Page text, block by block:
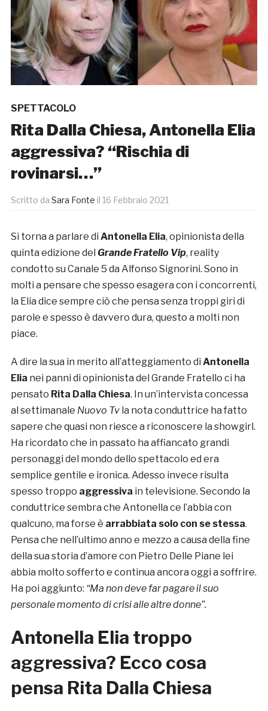
SPETTACOLO
Rita Dalla Chiesa, Antonella Elia
aggressiva? “Rischia di
rovinarsi…”
Scritto da Sara Fonte il 16 Febbraio 2021
Si torna a parlare di Antonella Elia, opinionista della
quinta edizione del Grande Fratello Vip, reality
condotto su Canale 5 da Alfonso Signorini. Sono in
molti a pensare che spesso esagera con i concorrenti,
la Elia dice sempre ciò che pensa senza troppi giri di
parole e spesso è davvero dura, questo a molti non
piace.
A dire la sua in merito all’atteggiamento di Antonella
Elia nei panni di opinionista del Grande Fratello ci ha
pensato Rita Dalla Chiesa. In un’intervista concessa
al settimanale Nuovo Tv la nota conduttrice ha fatto
sapere che quasi non riesce a riconoscere la showgirl.
Ha ricordato che in passato ha affiancato grandi
personaggi del mondo dello spettacolo ed era
semplice gentile e ironica. Adesso invece risulta
spesso troppo aggressiva in televisione. Secondo la
conduttrice sembra che Antonella ce l’abbia con
qualcuno, ma forse è arrabbiata solo con se stessa.
Pensa che nell’ultimo anno e mezzo a causa della fine
della sua storia d’amore con Pietro Delle Piane lei
abbia molto sofferto e continua ancora oggi a soffrire.
Ha poi aggiunto: “Ma non deve far pagare il suo
personale momento di crisi alle altre donne”.
Antonella Elia troppo
aggressiva? Ecco cosa
pensa Rita Dalla Chiesa